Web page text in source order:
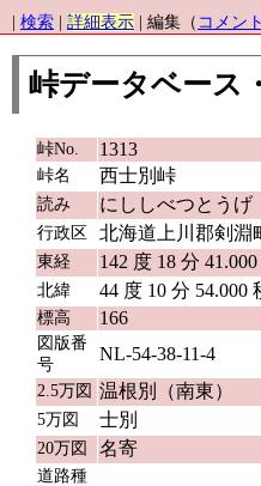
検索 詳細表示 | 編集（ コメント
峠データベース
峠No. 1313
峠名 西士別峠
読み にししべつとうげ
行政区 北海道上川郡剣淵
東経 142 度 18 分
北緯 44 度 10 分 54.000
標高 166
図版番
号
NL-54-38-11-4
2.5万図 温根別（南東）
5万図 士別
20万図 名寄
道路種